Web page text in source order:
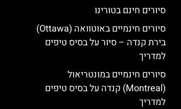
סיורים חינם בטורינו
סיורים חינמיים באוטוואה (Ottawa)
בירת קנדה – סיור על בסיס טיפים
למדריך
סיורים חינמיים במונטריאול
(Montreal) קנדה על בסיס טיפים
למדריך